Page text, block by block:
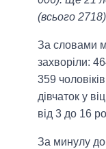
(всього
За словами
захворіли:
359
дівчаток у
від 3 до 16
За минулу